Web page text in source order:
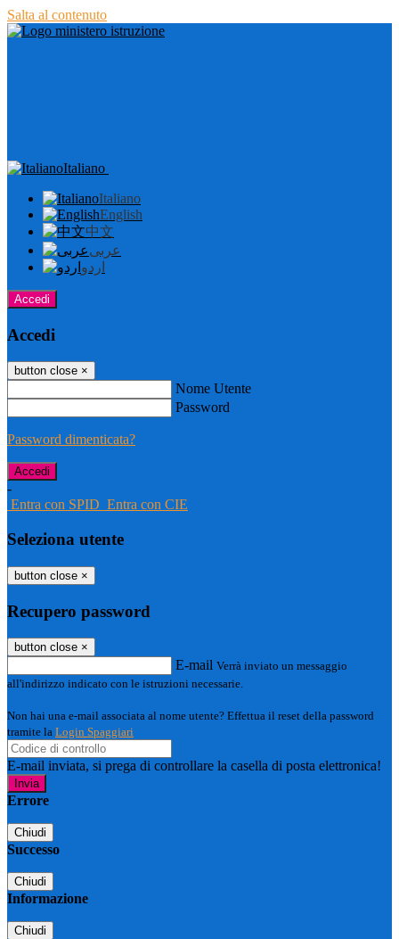
Salta al contenuto
Italiano
Italiano
English
中文
عربى
اردو
Accedi
Accedi
button close ×
Nome Utente
Password
Password dimenticata?
-
Entra con SPID Entra con CIE
Seleziona utente
button close ×
Recupero password
button close ×
E-mail Verrà inviato un messaggio
all'indirizzo indicato con le istruzioni necessarie.
Non hai una e-mail associata al nome utente? Effettua il reset della password
tramite la Login Spaggiari
E-mail inviata, si prega di controllare la casella di posta elettronica!
Errore
Chiudi
Successo
Chiudi
Informazione
Chiudi